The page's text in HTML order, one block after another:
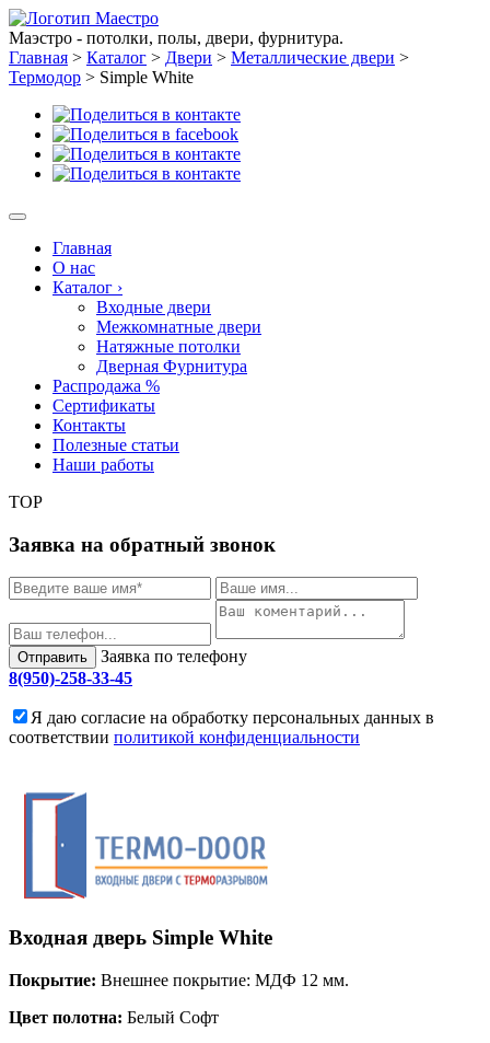
Маэстро - потолки, полы, двери, фурнитура.
Главная > Каталог > Двери > Металлические двери >
Термодор > Simple White
Главная
О нас
Каталог ›
Входные двери
Межкомнатные двери
Натяжные потолки
Дверная Фурнитура
Распродажа %
Сертификаты
Контакты
Полезные статьи
Наши работы
TOP
Заявка на обратный звонок
Отправить
Заявка по телефону
8(950)-258-33-45
Я даю согласие на обработку персональных данных в
соответствии политикой конфиденциальности
Входная дверь Simple White
Покрытие: Внешнее покрытие: МДФ 12 мм.
Цвет полотна: Белый Софт